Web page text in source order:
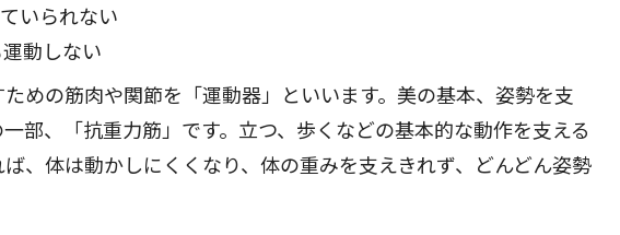
いられない
動しない
めの筋肉や関節を「運動器」といいます。美の基本、姿勢を支
部、「抗重力筋」です。立つ、歩くなどの基本的な動作を支える
、体は動かしにくくなり、体の重みを支えきれず、どんどん姿勢